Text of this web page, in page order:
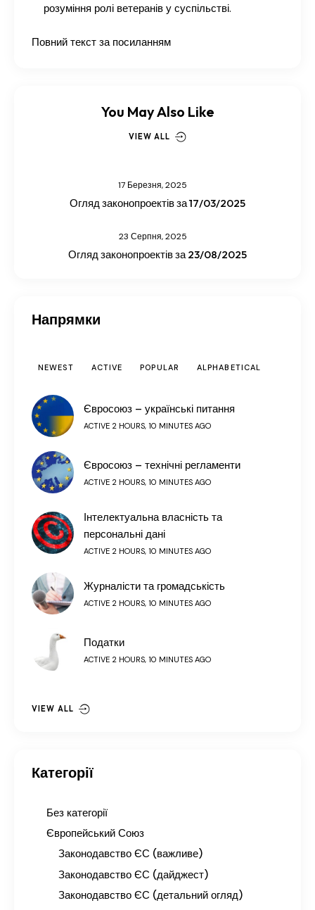
розуміння ролі ветеранів у суспільстві.
Повний текст за посиланням
You May Also Like
VIEW ALL
17 Березня, 2025
Огляд законопроектів за 17/03/2025
23 Серпня, 2025
Огляд законопроектів за 23/08/2025
Напрямки
NEWEST ACTIVE POPULAR ALPHABETICAL
Євросоюз – українські питання
ACTIVE 2 HOURS, 10 MINUTES AGO
Євросоюз – технічні регламенти
ACTIVE 2 HOURS, 10 MINUTES AGO
Інтелектуальна власність та
персональні дані
ACTIVE 2 HOURS, 10 MINUTES AGO
Журналісти та громадськість
ACTIVE 2 HOURS, 10 MINUTES AGO
Податки
ACTIVE 2 HOURS, 10 MINUTES AGO
VIEW ALL
Категорії
Без категорії
Європейський Союз
Законодавство ЄС (важливе)
Законодавство ЄС (дайджест)
Законодавство ЄС (детальний огляд)